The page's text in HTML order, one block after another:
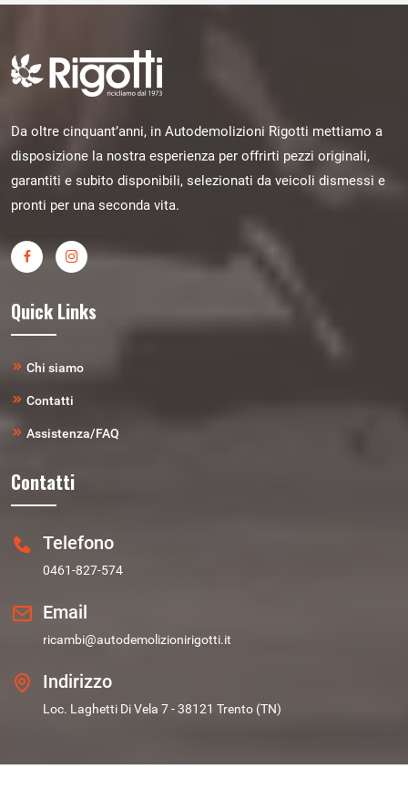
Da oltre cinquant’anni, in Autodemolizioni Rigotti mettiamo a
disposizione la nostra esperienza per offrirti pezzi originali,
garantiti e subito disponibili, selezionati da veicoli dismessi e
pronti per una seconda vita.
Quick Links
Chi siamo
Contatti
Assistenza/FAQ
Contatti
Telefono
0461-827-574
Email
ricambi@autodemolizionirigotti.it
Indirizzo
Loc. Laghetti Di Vela 7 - 38121 Trento (TN)